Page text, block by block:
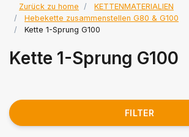
Zurück zu home
KETTENMATERIALIEN
Hebekette zusammenstellen G80 & G100
Kette 1-Sprung G100
Kette 1-Sprung G100
FILTER